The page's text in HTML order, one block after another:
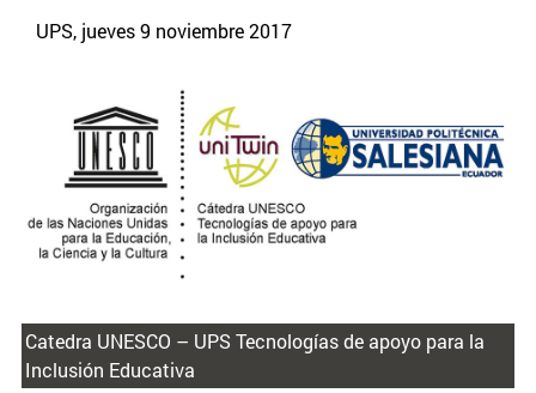
UPS, jueves 9 noviembre 2017
Catedra UNESCO – UPS Tecnologías de apoyo para la
Inclusión Educativa